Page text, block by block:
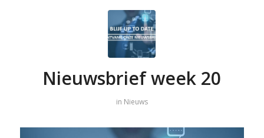
Nieuwsbrief week 20
in Nieuws